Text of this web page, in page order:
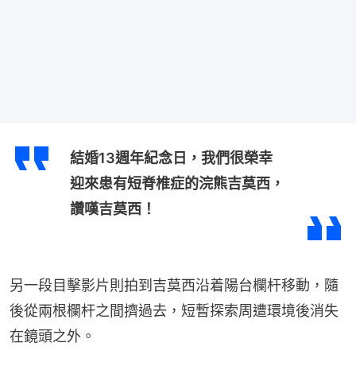
結婚13週年紀念日，我們很榮幸
迎來患有短脊椎症的浣熊吉莫西，
讚嘆吉莫西！
另一段目擊影片則拍到吉莫西沿着陽台欄杆移動，隨
後從兩根欄杆之間擠過去，短暫探索周遭環境後消失
在鏡頭之外。